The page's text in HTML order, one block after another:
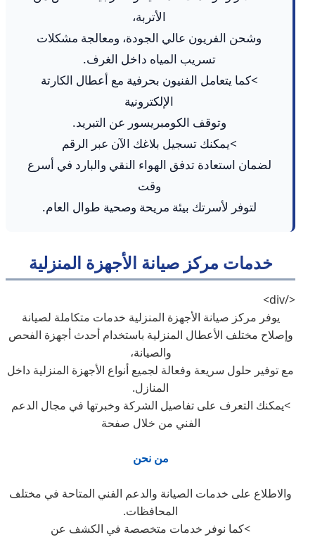
الأتربة،
وشحن الفريون عالي الجودة، ومعالجة مشكلات
تسريب المياه داخل الغرف.
>كما يتعامل الفنيون بحرفية مع أعطال الكارتة
الإلكترونية
وتوقف الكومبريسور عن التبريد.
>يمكنك تسجيل بلاغك الآن عبر الرقم
لضمان استعادة تدفق الهواء النقي والبارد في أسرع
وقت
لتوفر لأسرتك بيئة مريحة وصحية طوال العام.
خدمات مركز صيانة الأجهزة المنزلية
</div>
يوفر مركز صيانة الأجهزة المنزلية خدمات متكاملة لصيانة
وإصلاح مختلف الأعطال المنزلية باستخدام أحدث أجهزة الفحص
والصيانة،
مع توفير حلول سريعة وفعالة لجميع أنواع الأجهزة المنزلية داخل
المنازل.
>يمكنك التعرف على تفاصيل الشركة وخبرتها في مجال الدعم
الفني من خلال صفحة
من نحن
والاطلاع على خدمات الصيانة والدعم الفني المتاحة في مختلف
المحافظات.
>كما نوفر خدمات متخصصة في الكشف عن